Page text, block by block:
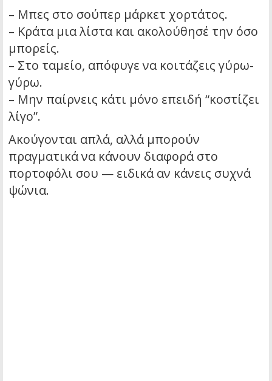
– Μπες στο σούπερ μάρκετ χορτάτος.
– Κράτα μια λίστα και ακολούθησέ την όσο
μπορείς.
– Στο ταμείο, απόφυγε να κοιτάζεις γύρω-
γύρω.
– Μην παίρνεις κάτι μόνο επειδή “κοστίζει
λίγο”.
Ακούγονται απλά, αλλά μπορούν
πραγματικά να κάνουν διαφορά στο
πορτοφόλι σου — ειδικά αν κάνεις συχνά
ψώνια.